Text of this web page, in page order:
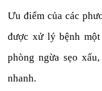
Ưu điểm của các
được xử lý bệnh
phòng ngừa sẹo
nhanh.